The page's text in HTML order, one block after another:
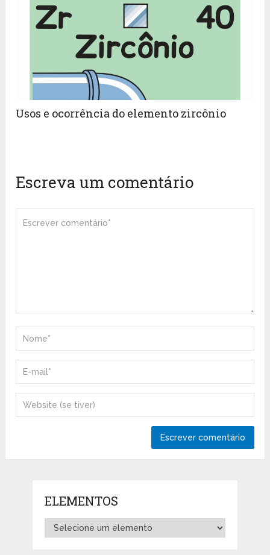
Usos e ocorrência do elemento zircônio
Escreva um comentário
ELEMENTOS